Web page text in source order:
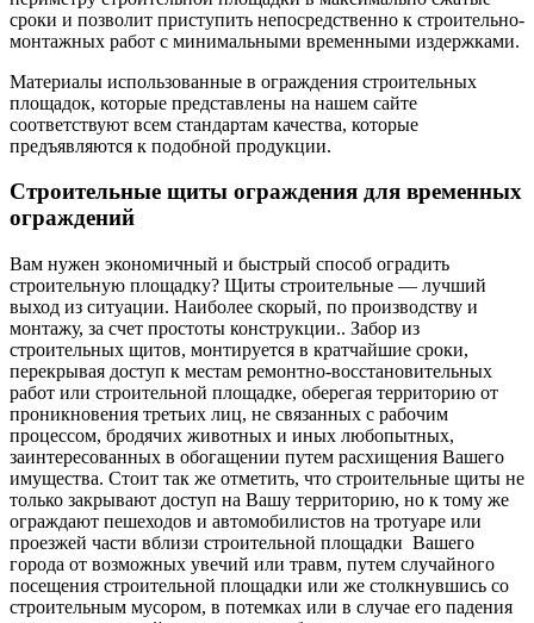
сроки и позволит приступить непосредственно к строительно-
монтажных работ с минимальными временными издержками.
Материалы использованные в ограждения строительных
площадок, которые представлены на нашем сайте
соответствуют всем стандартам качества, которые
предъявляются к подобной продукции.
Строительные щиты ограждения для временных
ограждений
Вам нужен экономичный и быстрый способ оградить
строительную площадку? Щиты строительные — лучший
выход из ситуации. Наиболее скорый, по производству и
монтажу, за счет простоты конструкции.. Забор из
строительных щитов, монтируется в кратчайшие сроки,
перекрывая доступ к местам ремонтно-восстановительных
работ или строительной площадке, оберегая территорию от
проникновения третьих лиц, не связанных с рабочим
процессом, бродячих животных и иных любопытных,
заинтересованных в обогащении путем расхищения Вашего
имущества. Стоит так же отметить, что строительные щиты не
только закрывают доступ на Вашу территорию, но к тому же
ограждают пешеходов и автомобилистов на тротуаре или
проезжей части вблизи строительной площадки Вашего
города от возможных увечий или травм, путем случайного
посещения строительной площадки или же столкнувшись со
строительным мусором, в потемках или в случае его падения